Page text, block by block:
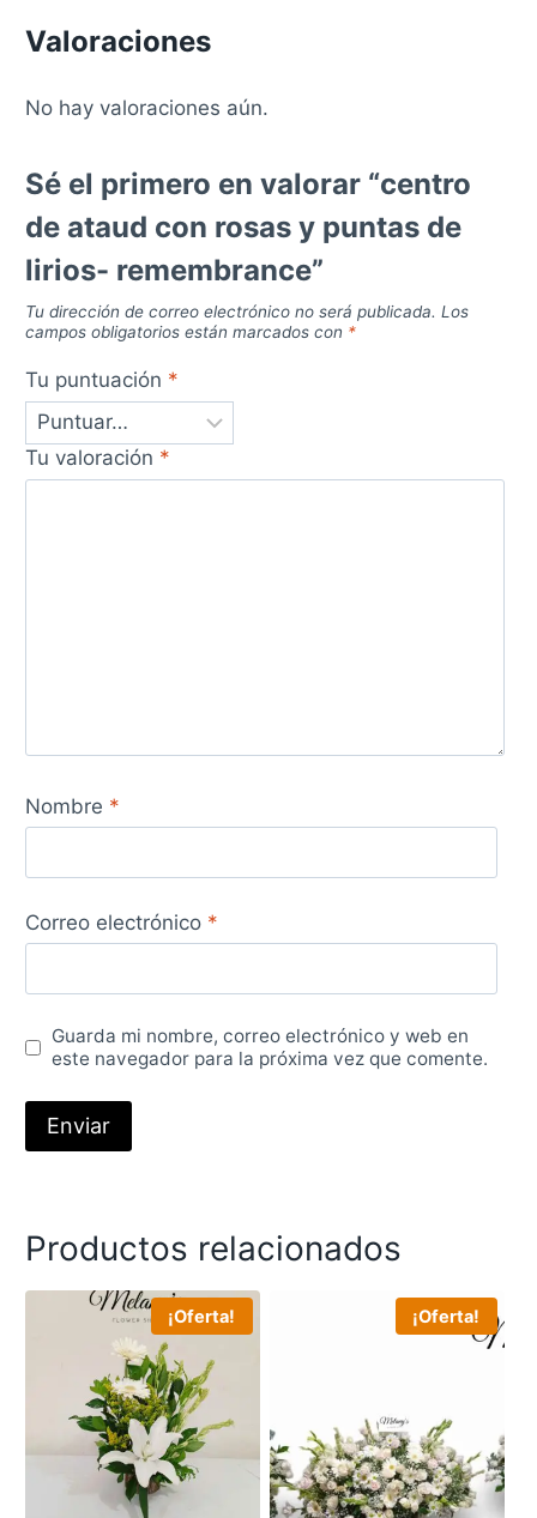
Valoraciones
No hay valoraciones aún.
Sé el primero en valorar “centro
de ataud con rosas y puntas de
lirios- remembrance”
Tu dirección de correo electrónico no será publicada. Los
campos obligatorios están marcados con *
Tu puntuación *
Tu valoración *
Nombre *
Correo electrónico *
Guarda mi nombre, correo electrónico y web en
este navegador para la próxima vez que comente.
Productos relacionados
¡Oferta! ¡Oferta!